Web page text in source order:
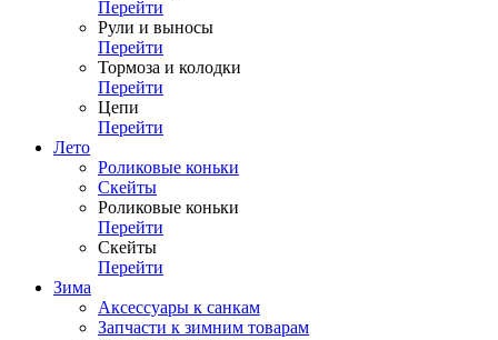
Перейти
Рули и выносы
Перейти
Тормоза и колодки
Перейти
Цепи
Перейти
Лето
Роликовые коньки
Скейты
Роликовые коньки
Перейти
Скейты
Перейти
Зима
Аксессуары к санкам
Запчасти к зимним товарам